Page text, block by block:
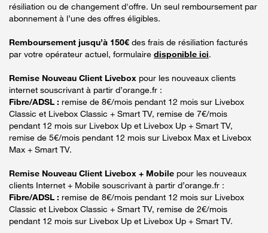
résiliation ou de changement d'offre. Un seul remboursement par
abonnement à l’une des offres éligibles.
Remboursement jusqu’à 150€ des frais de résiliation facturés
par votre opérateur actuel, formulaire disponible ici.
Remise Nouveau Client Livebox pour les nouveaux clients
internet souscrivant à partir d’orange.fr :
Fibre/ADSL : remise de 8€/mois pendant 12 mois sur Livebox
Classic et Livebox Classic + Smart TV, remise de 7€/mois
pendant 12 mois sur Livebox Up et Livebox Up + Smart TV,
remise de 5€/mois pendant 12 mois sur Livebox Max et Livebox
Max + Smart TV.
Remise Nouveau Client Livebox + Mobile pour les nouveaux
clients Internet + Mobile souscrivant à partir d’orange.fr :
Fibre/ADSL : remise de 8€/mois pendant 12 mois sur Livebox
Classic et Livebox Classic + Smart TV, remise de 2€/mois
pendant 12 mois sur Livebox Up et Livebox Up + Smart TV.